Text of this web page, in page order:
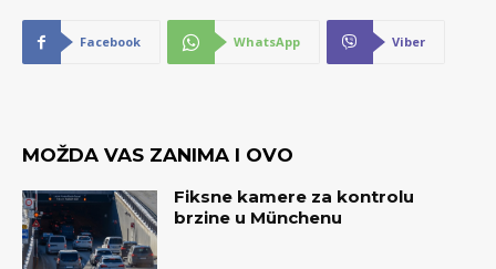
Facebook WhatsApp Viber
MOŽDA VAS ZANIMA I OVO
Fiksne kamere za kontrolu
brzine u Münchenu